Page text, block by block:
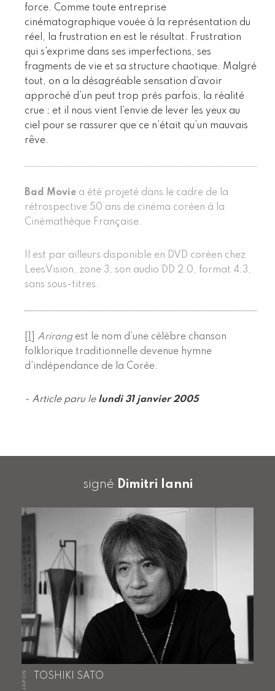
force. Comme toute entreprise
cinématographique vouée à la représentation du
réel, la frustration en est le résultat. Frustration
qui s’exprime dans ses imperfections, ses
fragments de vie et sa structure chaotique. Malgré
tout, on a la désagréable sensation d’avoir
approché d’un peut trop près parfois, la réalité
crue ; et il nous vient l’envie de lever les yeux au
ciel pour se rassurer que ce n’était qu’un mauvais
rêve.
Bad Movie a été projeté dans le cadre de la
rétrospective 50 ans de cinéma coréen à la
Cinémathèque Française.
Il est par ailleurs disponible en DVD coréen chez
LeesVision, zone 3, son audio DD 2.0, format 4:3,
sans sous-titres.
Arirangest le nom d’une célèbre chanson
folklorique traditionnelle devenue hymne
d’indépendance de la Corée.
- Article paru le lundi 31 janvier 2005
signé Dimitri Ianni
JAPON TOSHIKI SATO